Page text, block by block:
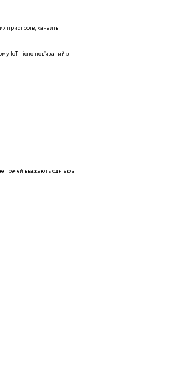
пристроїв, каналів
IoT тісно повʼязаний з
речей вважають однією з